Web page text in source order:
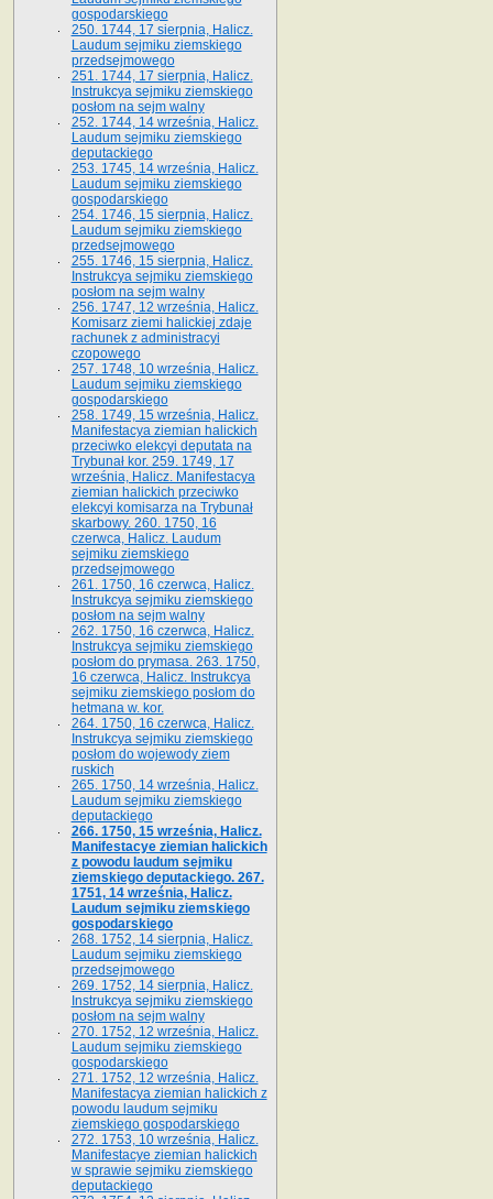
gospodarskiego
250. 1744, 17 sierpnia, Halicz.
Laudum sejmiku ziemskiego
przedsejmowego
251. 1744, 17 sierpnia, Halicz.
Instrukcya sejmiku ziemskiego
posłom na sejm walny
252. 1744, 14 września, Halicz.
Laudum sejmiku ziemskiego
deputackiego
253. 1745, 14 września, Halicz.
Laudum sejmiku ziemskiego
gospodarskiego
254. 1746, 15 sierpnia, Halicz.
Laudum sejmiku ziemskiego
przedsejmowego
255. 1746, 15 sierpnia, Halicz.
Instrukcya sejmiku ziemskiego
posłom na sejm walny
256. 1747, 12 września, Halicz.
Komisarz ziemi halickiej zdaje
rachunek z administracyi
czopowego
257. 1748, 10 września, Halicz.
Laudum sejmiku ziemskiego
gospodarskiego
258. 1749, 15 września, Halicz.
Manifestacya ziemian halickich
przeciwko elekcyi deputata na
Trybunał kor. 259. 1749, 17
września, Halicz. Manifestacya
ziemian halickich przeciwko
elekcyi komisarza na Trybunał
skarbowy. 260. 1750, 16
czerwca, Halicz. Laudum
sejmiku ziemskiego
przedsejmowego
261. 1750, 16 czerwca, Halicz.
Instrukcya sejmiku ziemskiego
posłom na sejm walny
262. 1750, 16 czerwca, Halicz.
Instrukcya sejmiku ziemskiego
posłom do prymasa. 263. 1750,
16 czerwca, Halicz. Instrukcya
sejmiku ziemskiego posłom do
hetmana w. kor.
264. 1750, 16 czerwca, Halicz.
Instrukcya sejmiku ziemskiego
posłom do wojewody ziem
ruskich
265. 1750, 14 września, Halicz.
Laudum sejmiku ziemskiego
deputackiego
266. 1750, 15 września, Halicz.
Manifestacye ziemian halickich
z powodu laudum sejmiku
ziemskiego deputackiego. 267.
1751, 14 września, Halicz.
Laudum sejmiku ziemskiego
gospodarskiego
268. 1752, 14 sierpnia, Halicz.
Laudum sejmiku ziemskiego
przedsejmowego
269. 1752, 14 sierpnia, Halicz.
Instrukcya sejmiku ziemskiego
posłom na sejm walny
270. 1752, 12 września, Halicz.
Laudum sejmiku ziemskiego
gospodarskiego
271. 1752, 12 września, Halicz.
Manifestacya ziemian halickich z
powodu laudum sejmiku
ziemskiego gospodarskiego
272. 1753, 10 września, Halicz.
Manifestacye ziemian halickich
w sprawie sejmiku ziemskiego
deputackiego